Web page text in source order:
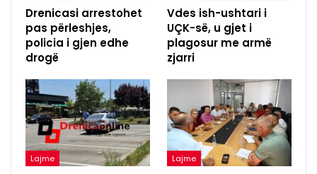
Drenicasi arrestohet
pas përleshjes,
policia i gjen edhe
drogë
Vdes ish-ushtari i
UÇK-së, u gjet i
plagosur me armë
zjarri
Lajme Lajme